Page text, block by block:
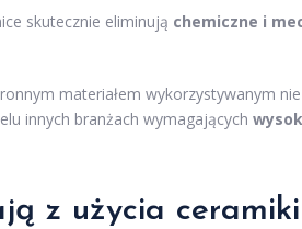
skutecznie eliminują chemiczne i
materiałem wykorzystywanym
innych branżach wymagających
z użycia